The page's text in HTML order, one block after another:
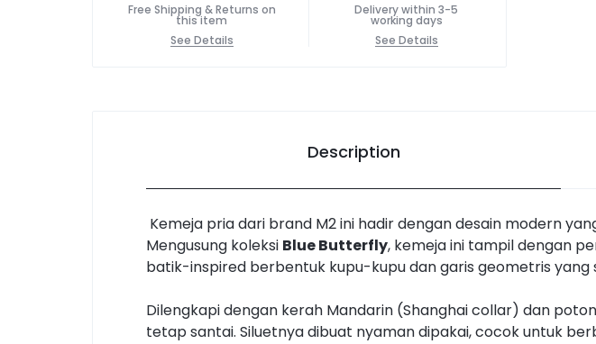
Free Shipping & Returns on
this item
See Details
Delivery within 3-5
working days
See Details
Description
Kemeja pria dari brand M2 ini hadir dengan desain modern
Mengusung koleksi Blue Butterfly, kemeja ini tampil dengan
batik-inspired berbentuk kupu-kupu dan garis geometris yang
Dilengkapi dengan kerah Mandarin (Shanghai collar) dan
tetap santai. Siluetnya dibuat nyaman dipakai, cocok untuk